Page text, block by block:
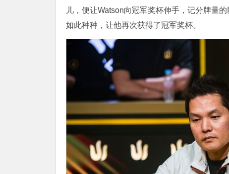
儿，便让Watson向冠军奖杯伸手，记分牌量
如此种种，让他再次获得了冠军奖杯。